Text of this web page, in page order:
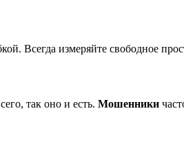
Всегда измеряйте свободное
так оно и есть. Мошенники